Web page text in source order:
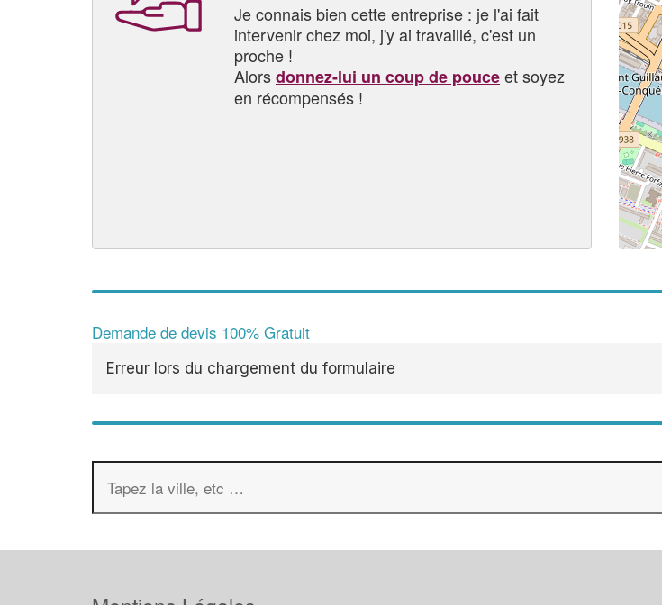
Je connais bien cette entreprise : je l'ai fait
intervenir chez moi, j'y ai travaillé, c'est un
proche !
Alorsdonnez-lui un coup de pouceet soyez
en récompensés !
Demande de devis 100% Gratuit
Erreur lors du chargement du formulaire